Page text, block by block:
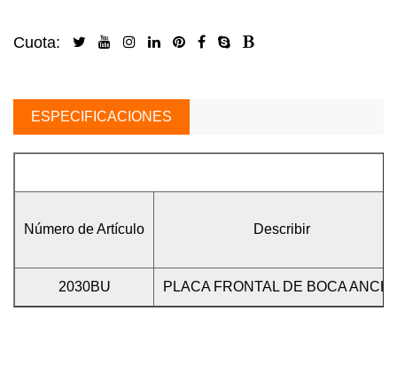
Cuota:
ESPECIFICACIONES
Número de Artículo Describir
2030BU PLACA FRONTAL DE BOCA